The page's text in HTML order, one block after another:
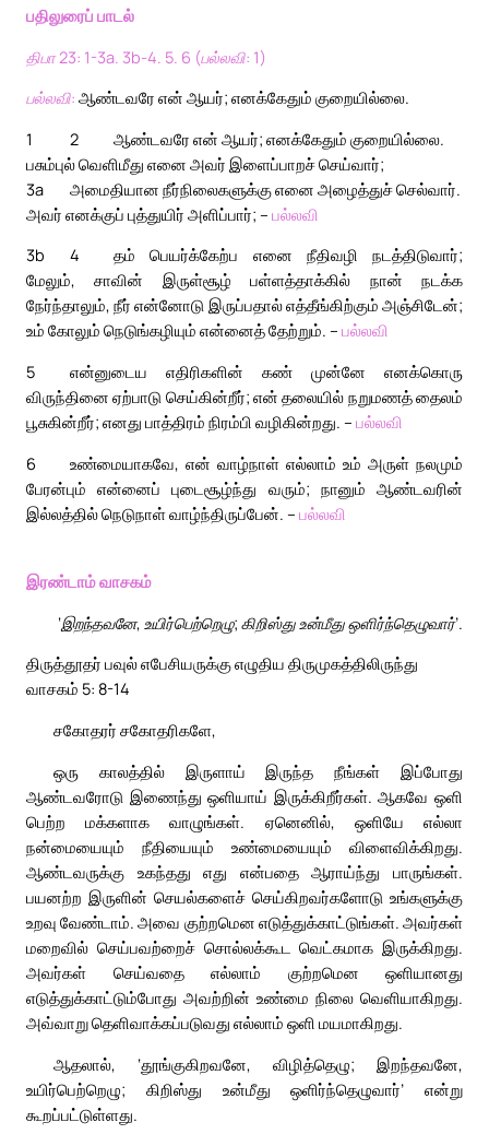
பதிலுரைப் பாடல்
திபா 23: 1-3a. 3b-4. 5. 6 (பல்லவி: 1)
பல்லவி: ஆண்டவரே என் ஆயர்; எனக்கேதும் குறையில்லை.
1
ஆண்டவரே என் ஆயர்; எனக்கேதும் குறையில்லை.
2
பசும்புல் வெளிமீது எனை அவர் இளைப்பாறச் செய்வார்;
அமைதியான நீர்நிலைகளுக்கு எனை அழைத்துச் செல்வார்.
3a
அவர் எனக்குப் புத்துயிர் அளிப்பார்; – பல்லவி
3b
தம் பெயர்க்கேற்ப எனை நீதிவழி நடத்திடுவார்;
4
மேலும், சாவின் இருள்சூழ் பள்ளத்தாக்கில் நான் நடக்க
நேர்ந்தாலும், நீர் என்னோடு இருப்பதால் எத்தீங்கிற்கும் அஞ்சிடேன்;
உம் கோலும் நெடுங்கழியும் என்னைத் தேற்றும். – பல்லவி
5
என்னுடைய எதிரிகளின் கண் முன்னே எனக்கொரு
விருந்தினை ஏற்பாடு செய்கின்றீர்; என் தலையில் நறுமணத் தைலம்
பூசுகின்றீர்; எனது பாத்திரம் நிரம்பி வழிகின்றது. – பல்லவி
6
உண்மையாகவே, என் வாழ்நாள் எல்லாம் உம் அருள் நலமும்
பேரன்பும் என்னைப் புடைசூழ்ந்து வரும்; நானும் ஆண்டவரின்
இல்லத்தில் நெடுநாள் வாழ்ந்திருப்பேன். – பல்லவி
இரண்டாம் வாசகம்
‘இறந்தவனே, உயிர்பெற்றெழு; கிறிஸ்து உன்மீது ஒளிர்ந்தெழுவார்’.
திருத்தூதர் பவுல் எபேசியருக்கு எழுதிய திருமுகத்திலிருந்து
வாசகம் 5: 8-14
சகோதரர் சகோதரிகளே,
ஒரு காலத்தில் இருளாய் இருந்த நீங்கள் இப்போது
ஆண்டவரோடு இணைந்து ஒளியாய் இருக்கிறீர்கள். ஆகவே ஒளி
பெற்ற மக்களாக வாழுங்கள். ஏனெனில், ஒளியே எல்லா
நன்மையையும் நீதியையும் உண்மையையும் விளைவிக்கிறது.
ஆண்டவருக்கு உகந்தது எது என்பதை ஆராய்ந்து பாருங்கள்.
பயனற்ற இருளின் செயல்களைச் செய்கிறவர்களோடு உங்களுக்கு
உறவு வேண்டாம். அவை குற்றமென எடுத்துக்காட்டுங்கள். அவர்கள்
மறைவில் செய்பவற்றைச் சொல்லக்கூட வெட்கமாக இருக்கிறது.
அவர்கள் செய்வதை எல்லாம் குற்றமென ஒளியானது
எடுத்துக்காட்டும்போது அவற்றின் உண்மை நிலை வெளியாகிறது.
அவ்வாறு தெளிவாக்கப்படுவது எல்லாம் ஒளி மயமாகிறது.
ஆதலால், ‘தூங்குகிறவனே, விழித்தெழு; இறந்தவனே,
உயிர்பெற்றெழு; கிறிஸ்து உன்மீது ஒளிர்ந்தெழுவார்’ என்று
கூறப்பட்டுள்ளது.